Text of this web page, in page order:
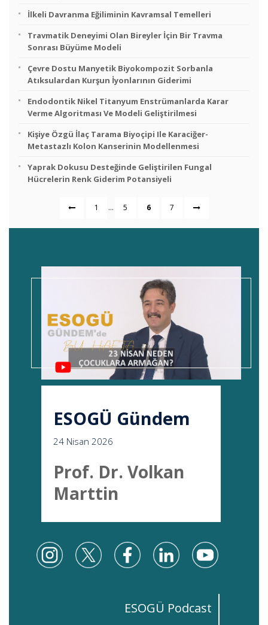
İlkeli Davranma Eğiliminin Kavramsal Temelleri
Travmatik Deneyimi Olan Bireyler İçin Bir Travma
Sonrası Büyüme Modeli
Çevre Dostu Manyetik Biyokompozit Sorbanla
Atıksulardan Kurşun İyonlarının Giderimi
Endodontik Nikel Titanyum Enstrümanlarda Karar
Verme Algoritması Ve Modeli Geliştirilmesi
Kişiye Özgü İlaç Tarama Biyoçipi Ile Karaciğer-
Metastazlı Kolon Kanserinin Modellenmesi
Yaprak Dokusu Desteğinde Geliştirilen Fungal
Hücrelerin Renk Giderim Potansiyeli
1 ... 5 6 7
ESOGÜ Gündem
24 Nisan 2026
Prof. Dr. Volkan
Marttin
ESOGÜ Podcast